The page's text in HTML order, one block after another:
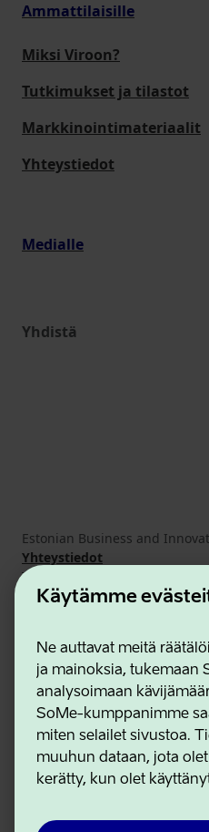
Käytämme
Ne auttavat meitä
ja mainoksia, tukemaan
analysoimaan
SoMe-kumppanimme
miten selailet sivustoa.
muuhun dataan, jota
kerätty, kun olet
Ammattilaisille
Miksi Viroon?
Tutkimukset ja tilastot
Markkinointimateriaalit
Yhteystiedot
Medialle
Yhdistä
Estonian Business and
Yhteystiedot
Yhteistyökumppanit
Käyttöehdot